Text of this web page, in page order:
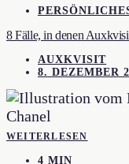
8 Fälle, in denen
AUXKVISIT
8. DEZEMBER
WEITERLESEN
4 MIN